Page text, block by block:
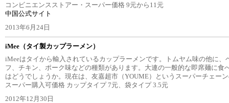
コンビニエンスストアー・スーパー価格 9元から11元
中国公式サイト
2013年6月24日
iMee（タイ製カップラーメン）
iMeeはタイから輸入されているカップラーメンです。トムヤム味の他に、
フ、チキン、ポーク味などの種類があります。大連の一般的な即席麺に食
はどうでしょうか。現在は、友嘉超市（YOUME）というスーパーチェー
スーパー購入可価格 カップタイプ 7元、袋タイプ 3.5元
2012年12月30日